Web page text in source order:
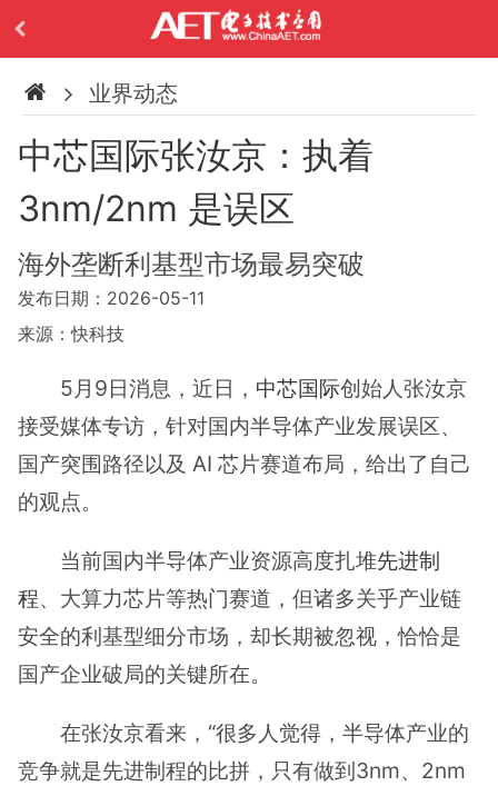
业界动态
中芯国际张汝京：执着
3nm/2nm 是误区
海外垄断利基型市场最易突破
发布日期：2026-05-11
来源：快科技
5月9日消息，近日， 中芯国际创始人张汝京
接受媒体专访，针对国内半导体产业发展误区、
国产突围路径以及 AI 芯片赛道布局，给出了自己
的观点。
当前国内半导体产业资源高度扎堆先进制
程、大算力芯片等热门赛道，但诸多关乎产业链
安全的利基型细分市场，却长期被忽视，恰恰是
国产企业破局的关键所在。
在张汝京看来，“很多人觉得，半导体产业的
竞争就是先进制程的比拼，只有做到3nm、2nm